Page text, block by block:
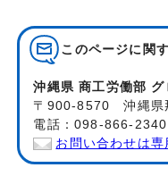
このページに関
沖縄県 商工労働部
〒900-8570 沖縄県
電話：098-866-
お問い合わせは専